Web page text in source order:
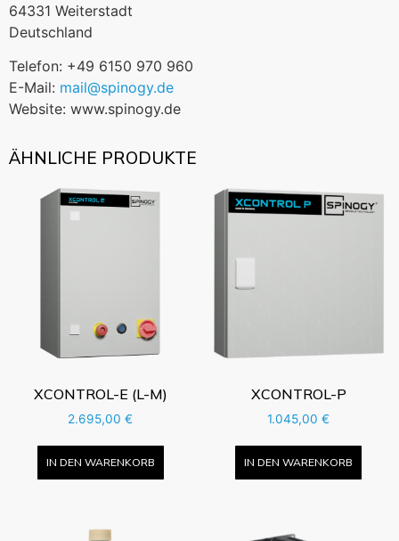
64331 Weiterstadt
Deutschland
Telefon: +49 6150 970 960
E-Mail: mail@spinogy.de
Website: www.spinogy.de
ÄHNLICHE PRODUKTE
XCONTROL-E (L-M)
2.695,00€
IN DEN WARENKORB
XCONTROL-P
1.045,00€
IN DEN WARENKORB